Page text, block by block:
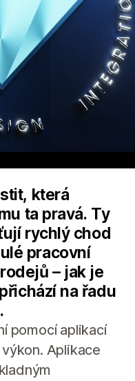
která
ta pravá. Ty
rychlý chod
pracovní
– jak je
na řadu
pomocí aplikací
Aplikace